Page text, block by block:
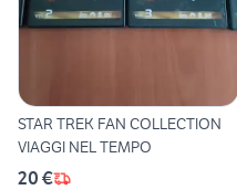
STAR TREK FAN COLLECTION
VIAGGI NEL TEMPO
20 €